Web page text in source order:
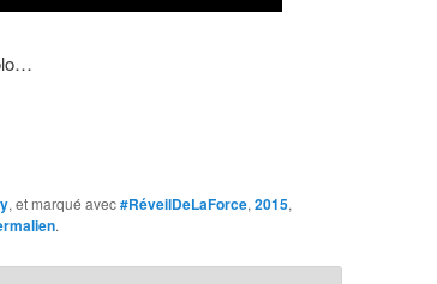
, et marqué avec#RéveilDeLaForce, 2015,
.